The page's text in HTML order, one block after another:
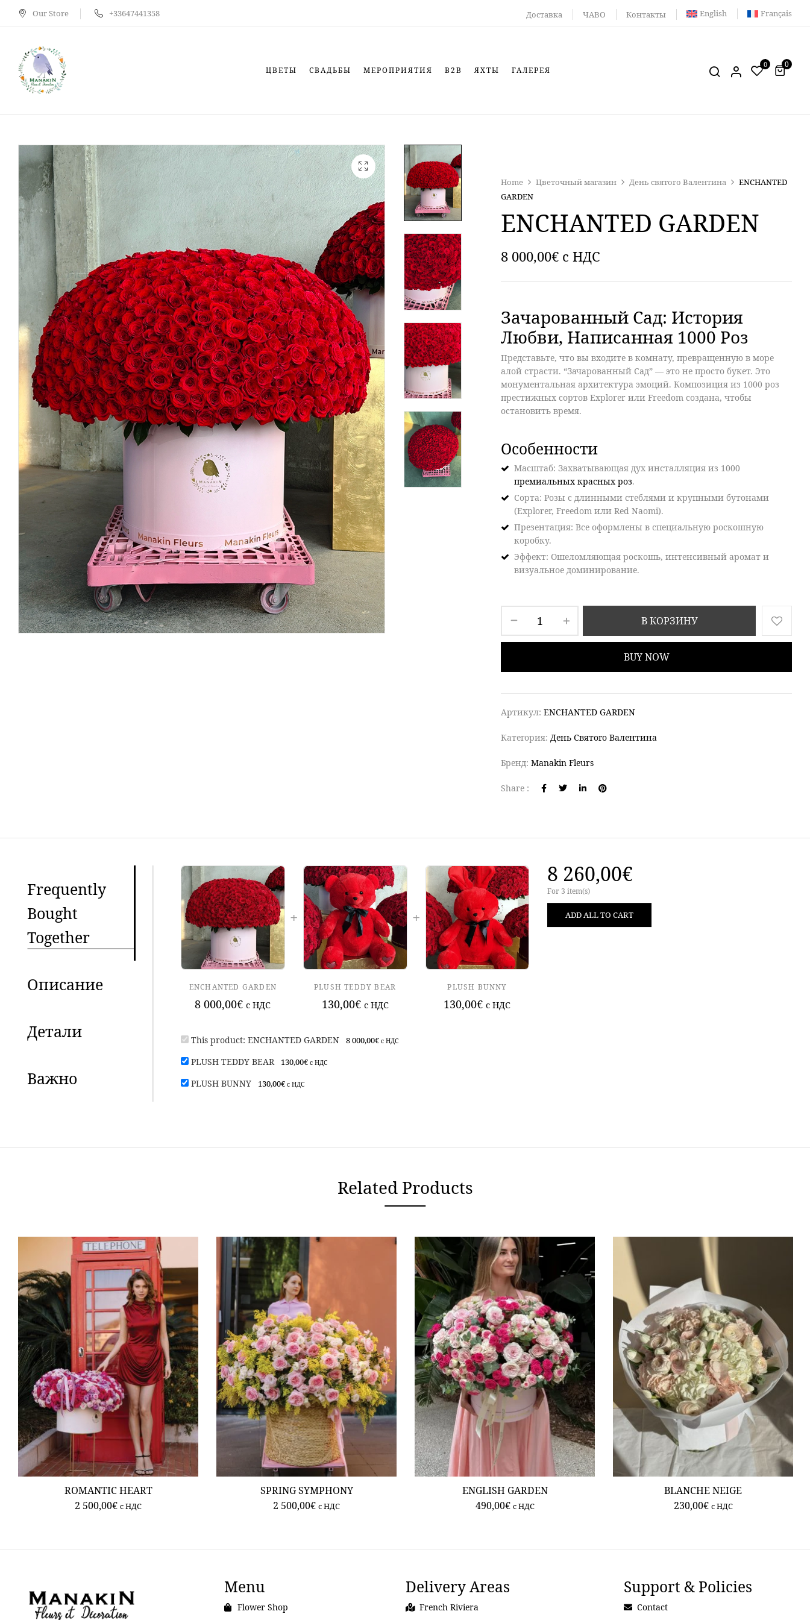
Our Store +33647441358 Доставка ЧАВО Контакты English Français
ЦВЕТЫ СВАДЬБЫ МЕРОПРИЯТИЯ B2B ЯХТЫ ГАЛЕРЕЯ
0 0
Home Цветочный магазин День святого Валентина
ENCHANTED
GARDEN
ENCHANTED GARDEN
8 000,00€ c НДС
Зачарованный Сад: История
Любви, Написанная 1000 Роз
Представьте, что вы входите в комнату, превращенную в море
алой страсти. “Зачарованный Сад” — это не просто букет. Это
монументальная архитектура эмоций. Композиция из 1000 роз
престижных сортов Explorer или Freedom создана, чтобы
остановить время.
Особенности
Масштаб: Захватывающая дух инсталляция из 1000
премиальных красных роз.
Сорта: Розы с длинными стеблями и крупными бутонами
(Explorer, Freedom или Red Naomi).
Презентация: Все оформлены в специальную роскошную
коробку.
Эффект: Ошеломляющая роскошь, интенсивный аромат и
визуальное доминирование.
В КОРЗИНУ
BUY NOW
Артикул:ENCHANTED GARDEN
Категория: День Святого Валентина
Бренд:Manakin Fleurs
Share :
Frequently
Bought
Together
Описание
Детали
Важно
ENCHANTED GARDEN
8 000,00€ c НДС
PLUSH TEDDY BEAR
130,00€ c НДС
PLUSH BUNNY
130,00€ c НДС
8 260,00€
For 3 item(s)
ADD ALL TO CART
This product: ENCHANTED GARDEN 8 000,00€ c НДС
PLUSH TEDDY BEAR 130,00€ c НДС
PLUSH BUNNY 130,00€ c НДС
Related Products
ROMANTIC HEART
2 500,00€ c НДС
SPRING SYMPHONY
2 500,00€ c НДС
ENGLISH GARDEN
490,00€ c НДС
BLANCHE NEIGE
230,00€ c НДС
Menu
Flower Shop
Delivery Areas
French Riviera
Support & Policies
Contact